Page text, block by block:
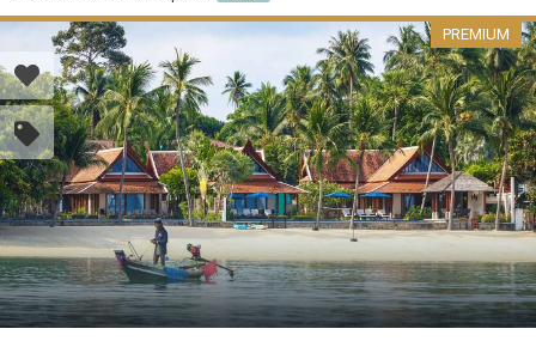
PREMIUM